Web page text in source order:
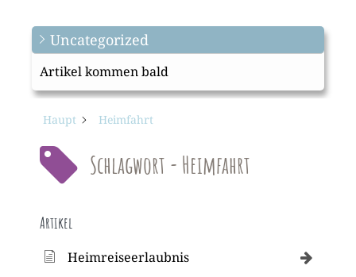
Uncategorized
Artikel kommen bald
Haupt Heimfahrt
Schlagwort - Heimfahrt
Artikel
Heimreiseerlaubnis